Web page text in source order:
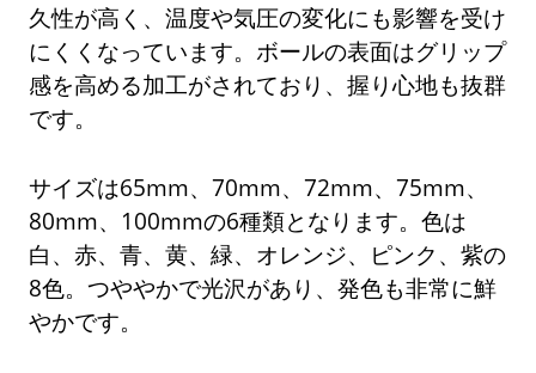
久性が高く、温度や気圧の変化にも影響を受け
にくくなっています。ボールの表面はグリップ
感を高める加工がされており、握り心地も抜群
です。
サイズは65mm、70mm、72mm、75mm、
80mm、100mmの6種類となります。色は
白、赤、青、黄、緑、オレンジ、ピンク、紫の
8色。つややかで光沢があり、発色も非常に鮮
やかです。